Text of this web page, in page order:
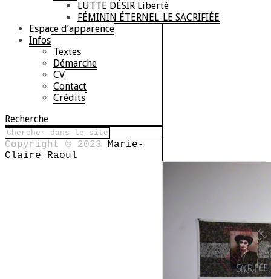
LUTTE DÉSIR Liberté
FÉMININ ÉTERNEL-LE SACRIFIÉE
Espace d’apparence
Infos
Textes
Démarche
CV
Contact
Crédits
Recherche
Copyright © 2023 Marie-
Claire Raoul